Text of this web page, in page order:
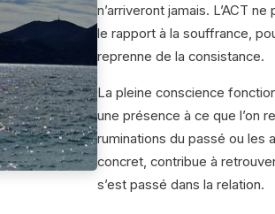
n’arriveront jamais. L’ACT
le rapport à la souffrance,
reprenne de la consistance.
La pleine conscience
une présence à ce que l’on
ruminations du passé ou les
concret, contribue à
s’est passé dans la relation.